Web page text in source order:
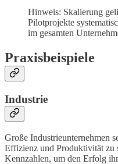
Hinweis: Skalierung
Pilotprojekte
im gesamten
Praxisbeispiele
Industrie
Große Industrieunternehmen
Effizienz und Produktivität zu
Kennzahlen, um den Erfolg